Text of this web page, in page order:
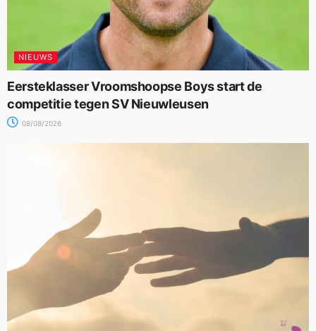
NIEUWS
Eersteklasser Vroomshoopse Boys start de
competitie tegen SV Nieuwleusen
08/08/2026